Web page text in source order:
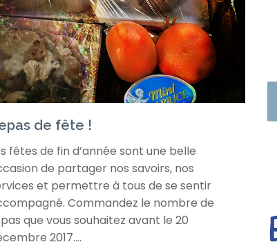
de fête !
fêtes de fin d’année sont une belle
de partager nos savoirs, nos
et permettre à tous de se sentir
Commandez le nombre de
que vous souhaitez avant le 20
2017....